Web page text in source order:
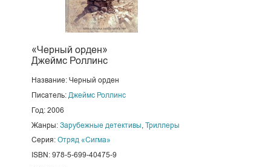
«Черный орден»
Джеймс Роллинс
Название: Черный орден
Писатель: Джеймс Роллинс
Год: 2006
Жанры: Зарубежные детективы Триллеры
Серия: Отряд «Сигма»
ISBN: 978-5-699-40475-9